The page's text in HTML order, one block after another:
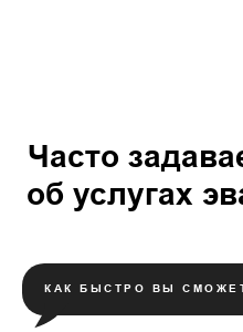
Часто
об услугах
КАК БЫСТРО ВЫ